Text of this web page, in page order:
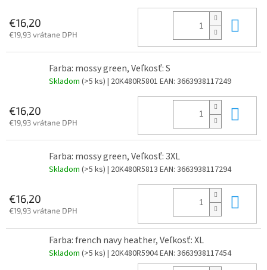
€16,20
€19,93 vrátane DPH
Farba: mossy green, Veľkosť: S
Skladom (>5 ks) | 20K480R5801 EAN: 3663938117249
€16,20
€19,93 vrátane DPH
Farba: mossy green, Veľkosť: 3XL
Skladom (>5 ks) | 20K480R5813 EAN: 3663938117294
€16,20
€19,93 vrátane DPH
Farba: french navy heather, Veľkosť: XL
Skladom (>5 ks) | 20K480R5904EAN: 3663938117454